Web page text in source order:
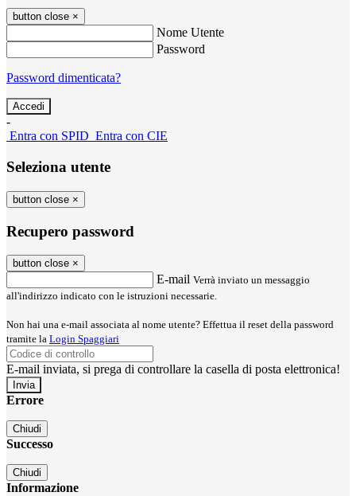
button close ×
Nome Utente
Password
Password dimenticata?
-
Entra con SPID Entra con CIE
Seleziona utente
button close ×
Recupero password
button close ×
E-mail Verrà inviato un messaggio
all'indirizzo indicato con le istruzioni necessarie.
Non hai una e-mail associata al nome utente? Effettua il reset della password
tramite la Login Spaggiari
E-mail inviata, si prega di controllare la casella di posta elettronica!
Errore
Chiudi
Successo
Chiudi
Informazione